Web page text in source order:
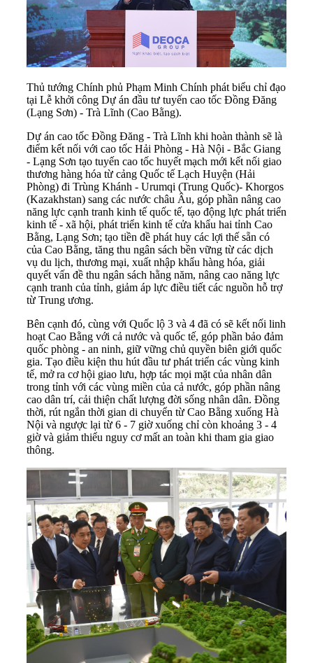
Thủ tướng Chính phủ Phạm Minh Chính phát biểu chỉ đạo
tại Lễ khởi công Dự án đầu tư tuyến cao tốc Đồng Đăng
(Lạng Sơn) - Trà Lĩnh (Cao Bằng).
Dự án cao tốc Đồng Đăng - Trà Lĩnh khi hoàn thành sẽ là
điểm kết nối với cao tốc Hải Phòng - Hà Nội - Bắc Giang
- Lạng Sơn tạo tuyến cao tốc huyết mạch mới kết nối giao
thương hàng hóa từ cảng Quốc tế Lạch Huyện (Hải
Phòng) đi Trùng Khánh - Urumqi (Trung Quốc)- Khorgos
(Kazakhstan) sang các nước châu Âu, góp phần nâng cao
năng lực cạnh tranh kinh tế quốc tế, tạo động lực phát triển
kinh tế - xã hội, phát triển kinh tế cửa khẩu hai tỉnh Cao
Bằng, Lạng Sơn; tạo tiền đề phát huy các lợi thế sẵn có
của Cao Bằng, tăng thu ngân sách bền vững từ các dịch
vụ du lịch, thương mại, xuất nhập khẩu hàng hóa, giải
quyết vấn đề thu ngân sách hằng năm, nâng cao năng lực
cạnh tranh của tỉnh, giảm áp lực điều tiết các nguồn hỗ trợ
từ Trung ương.
Bên cạnh đó, cùng với Quốc lộ 3 và 4 đã có sẽ kết nối linh
hoạt Cao Bằng với cả nước và quốc tế, góp phần bảo đảm
quốc phòng - an ninh, giữ vững chủ quyền biên giới quốc
gia. Tạo điều kiện thu hút đầu tư phát triển các vùng kinh
tế, mở ra cơ hội giao lưu, hợp tác mọi mặt của nhân dân
trong tỉnh với các vùng miền của cả nước, góp phần nâng
cao dân trí, cải thiện chất lượng đời sống nhân dân. Đồng
thời, rút ngắn thời gian di chuyển từ Cao Bằng xuống Hà
Nội và ngược lại từ 6 - 7 giờ xuống chỉ còn khoảng 3 - 4
giờ và giảm thiểu nguy cơ mất an toàn khi tham gia giao
thông.